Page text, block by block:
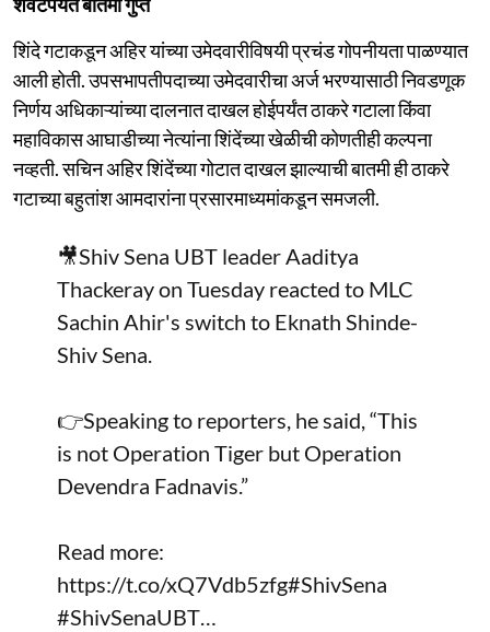
शिंदे गटाकडून अहिर यांच्या उमेदवारीविषयी प्रचंड गोपनीयता पाळण्यात
आली होती. उपसभापतीपदाच्या उमेदवारीचा अर्ज भरण्यासाठी निवडणूक
निर्णय अधिकाऱ्यांच्या दालनात दाखल होईपर्यंत ठाकरे गटाला किंवा
महाविकास आघाडीच्या नेत्यांना शिंदेंच्या खेळीची कोणतीही कल्पना
नव्हती. सचिन अहिर शिंदेंच्या गोटात दाखल झाल्याची बातमी ही ठाकरे
गटाच्या बहुतांश आमदारांना प्रसारमाध्यमांकडून समजली.
🎥Shiv Sena UBT leader Aaditya
Thackeray on Tuesday reacted to MLC
Sachin Ahir's switch to Eknath Shinde-
Shiv Sena.
👉Speaking to reporters, he said, “This
is not Operation Tiger but Operation
Devendra Fadnavis.”
Read more:
https://t.co/xQ7Vdb5zfg#ShivSena
#ShivSenaUBT …